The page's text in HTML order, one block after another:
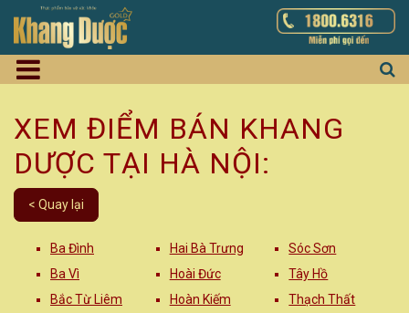
XEM ĐIỂM BÁN KHANG
DƯỢC TẠI HÀ NỘI:
< Quay lại
Ba Đình
Ba Vì
Bắc Từ Liêm
Hai Bà Trưng
Hoài Đức
Hoàn Kiếm
Sóc Sơn
Tây Hồ
Thạch Thất